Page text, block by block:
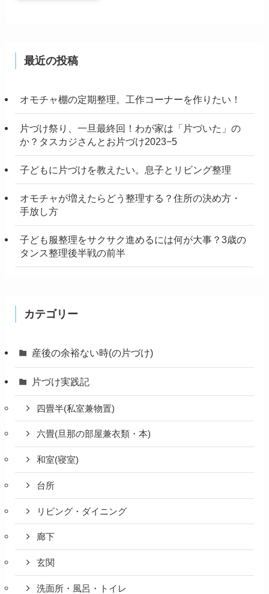
最近の投稿
オモチャ棚の定期整理。工作コーナーを作りたい！
片づけ祭り、一旦最終回！わが家は「片づいた」の
か？タスカジさんとお片づけ2023−5
子どもに片づけを教えたい。息子とリビング整理
オモチャが増えたらどう整理する？住所の決め方・
手放し方
子ども服整理をサクサク進めるには何が大事？3歳の
タンス整理後半戦の前半
カテゴリー
産後の余裕ない時(の片づけ)
片づけ実践記
四畳半(私室兼物置)
六畳(旦那の部屋兼衣類・本)
和室(寝室)
台所
リビング・ダイニング
廊下
玄関
洗面所・風呂・トイレ